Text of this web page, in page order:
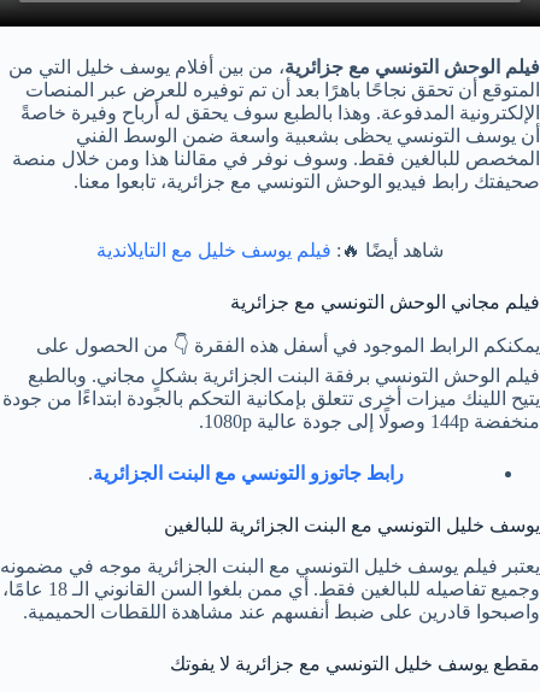
فيلم الوحش التونسي مع جزائرية، من بين أفلام يوسف خليل التي من
المتوقع أن تحقق نجاحًا باهرًا بعد أن تم توفيره للعرض عبر المنصات
الإلكترونية المدفوعة. وهذا بالطبع سوف يحقق له أرباح وفيرة خاصةً
أن يوسف التونسي يحظى بشعبية واسعة ضمن الوسط الفني
المخصص للبالغين فقط. وسوف نوفر في مقالنا هذا ومن خلال منصة
صحيفتك رابط فيديو الوحش التونسي مع جزائرية، تابعوا معنا.
شاهد أيضًا 🔥: فيلم يوسف خليل مع التايلاندية
فيلم مجاني الوحش التونسي مع جزائرية
يمكنكم الرابط الموجود في أسفل هذه الفقرة 👇 من الحصول على
فيلم الوحش التونسي برفقة البنت الجزائرية بشكلٍ مجاني. وبالطبع
يتيح اللينك ميزات أخرى تتعلق بإمكانية التحكم بالجودة ابتداءًا من جودة
منخفضة 144p وصولًا إلى جودة عالية 1080p.
رابط جاتوزو التونسي مع البنت الجزائرية.
يوسف خليل التونسي مع البنت الجزائرية للبالغين
يعتبر فيلم يوسف خليل التونسي مع البنت الجزائرية موجه في مضمونه
وجميع تفاصيله للبالغين فقط. أي ممن بلغوا السن القانوني الـ 18 عامًا،
واصبحوا قادرين على ضبط أنفسهم عند مشاهدة اللقطات الحميمية.
مقطع يوسف خليل التونسي مع جزائرية لا يفوتك